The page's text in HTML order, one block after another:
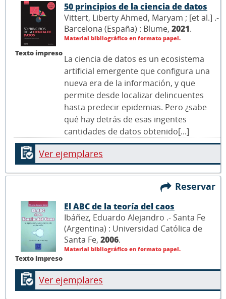
Texto impreso
50 principios de la ciencia de datos
Vittert, Liberty Ahmed, Maryam ; [et al.] .-
Barcelona (España) : Blume, 2021.
Material bibliográfico en formato papel.
La ciencia de datos es un ecosistema
artificial emergente que configura una
nueva era de la información, y que
permite desde localizar delincuentes
hasta predecir epidemias. Pero ¿sabe
qué hay detrás de esas ingentes
cantidades de datos obtenido[...]
Ver ejemplares
Reservar
Texto impreso
El ABC de la teoría del caos
Ibáñez, Eduardo Alejandro .- Santa Fe
(Argentina) : Universidad Católica de
Santa Fe, 2006.
Material bibliográfico en formato papel.
Ver ejemplares